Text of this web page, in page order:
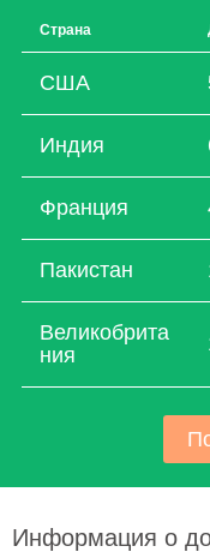
Страна
США
Индия
Франция
Пакистан
Великобрита
ния
Информация о